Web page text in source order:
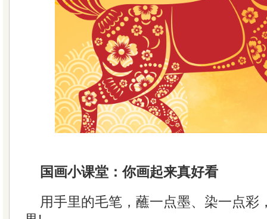
国画小课堂：你画起来真好看
用手里的毛笔，蘸一点墨、染一点彩